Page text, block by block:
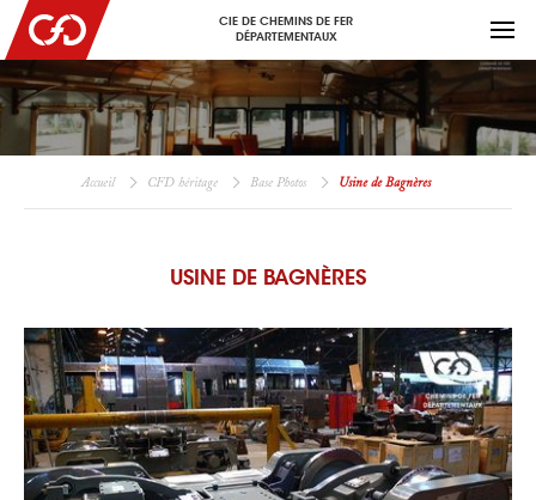
CIE DE CHEMINS DE FER
DÉPARTEMENTAUX
Accueil CFD héritage Base Photos Usine de Bagnères
USINE DE BAGNÈRES